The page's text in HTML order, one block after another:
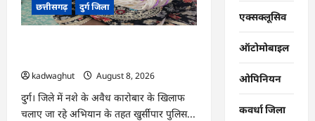
वाले
दो
छत्तीसगढ़ दुर्ग जिला
kadwaghut
August 8, 2026
दुर्ग। जिले में नशे के अवैध कारोबार के खिलाफ
चलाए जा रहे अभियान के तहत खुर्सीपार पुलिस...
एक्सक्लूसिव
ऑटोमोबाइल
ओपिनियन
कवर्धा जिला